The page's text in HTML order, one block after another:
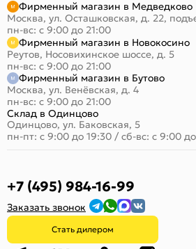
Фирменный магазин в Медведково
Москва, ул. Осташковская, д. 22,
пн-вс: с 9:00 до 21:00
Фирменный магазин в Новокосино
Реутов, Носовихинское шоссе, д. 5
пн-вс: с 9:00 до 21:00
Фирменный магазин в Бутово
Москва, ул. Венёвская, д. 4
пн-вс: с 9:00 до 21:00
Склад в Одинцово
Одинцово, ул. Баковская, 5
пн-пт: с 9:00 до 19:30 / сб-вс: с 9:00
+7 (495) 984-16-99
Заказать звонок
Стать дилером